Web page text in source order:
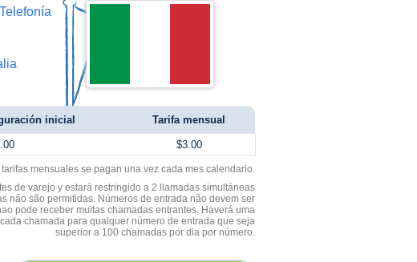
inicial Tarifa mensual
$3.00
mensuales se pagan una vez cada mes calendario.
de varejo y estará restringido a 2 llamadas simultáneas
não são permitidas. Números de entrada não devem ser
pode receber muitas chamadas entrantes. Haverá uma
chamada para qualquer número de entrada que seja
superior a 100 chamadas por dia por número.